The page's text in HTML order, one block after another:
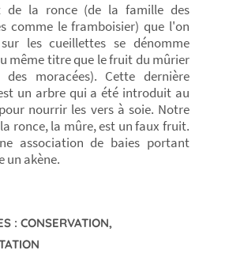
de la ronce (de la famille des
comme le framboisier) que l'on
les cueillettes se dénomme
même titre que le fruit du mûrier
des moracées). Cette dernière
un arbre qui a été introduit au
nourrir les vers à soie. Notre
ronce, la mûre, est un faux fruit.
association de baies portant
un akène.
: CONSERVATION,